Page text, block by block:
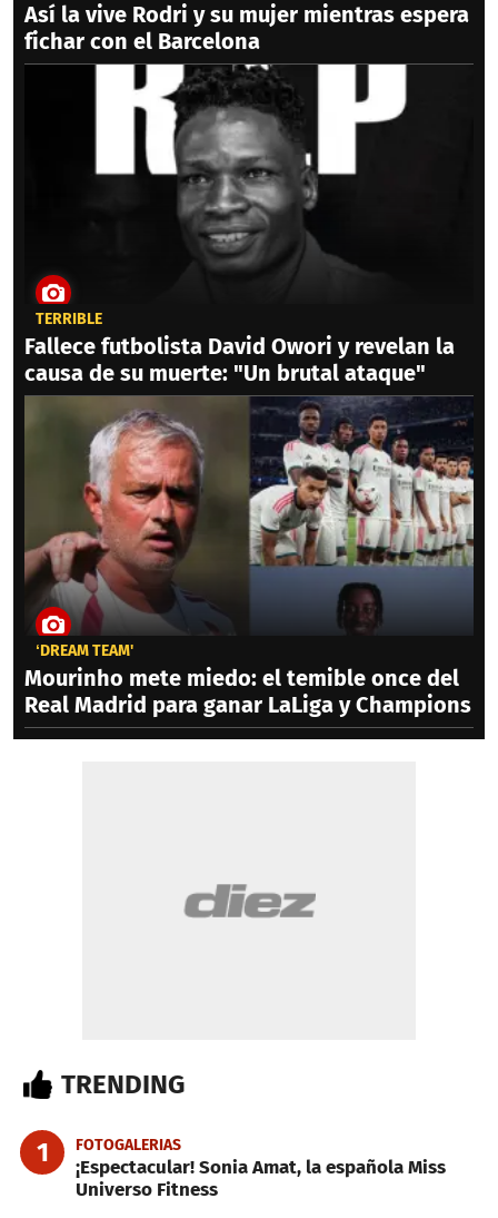
Así la vive Rodri y su mujer mientras espera
fichar con el Barcelona
TERRIBLE
Fallece futbolista David Owori y revelan la
causa de su muerte: "Un brutal ataque"
‘DREAM TEAM'
Mourinho mete miedo: el temible once del
Real Madrid para ganar LaLiga y Champions
TRENDING
1 FOTOGALERIAS
¡Espectacular! Sonia Amat, la española Miss
Universo Fitness